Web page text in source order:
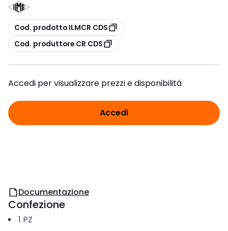
copia
Cod. prodotto ILMCR CDS
copia
Cod. produttore CR CDS
Accedi per visualizzare prezzi e disponibilità
Accedi
Documentazione
Confezione
1 PZ